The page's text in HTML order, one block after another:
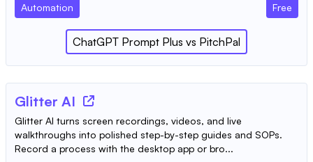
Automation Free
ChatGPT Prompt Plus vs PitchPal
Glitter AI
Glitter AI turns screen recordings, videos, and live
walkthroughs into polished step-by-step guides and SOPs.
Record a process with the desktop app or bro...